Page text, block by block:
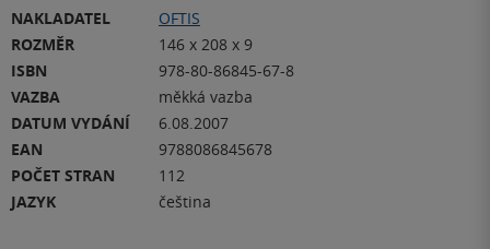
NAKLADATEL
OFTIS
ROZMĚR
146 x 208 x 9
ISBN
978-80-86845-67-8
VAZBA
měkká vazba
DATUM VYDÁNÍ
6.08.2007
EAN
9788086845678
POČET STRAN
112
JAZYK
čeština